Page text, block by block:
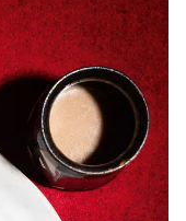
der Schank –
des Hauses
zur Eröffnung
eben kunstaffine
dass so ein
Stärkung